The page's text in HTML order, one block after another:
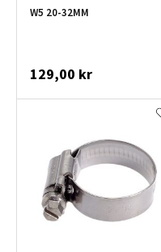
W5 20-32MM
129,00 kr